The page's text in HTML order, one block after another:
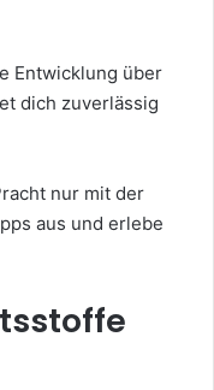
Entwicklung über
dich zuverlässig
nur mit der
aus und erlebe